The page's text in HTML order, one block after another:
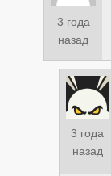
3 года
назад
3 года
назад